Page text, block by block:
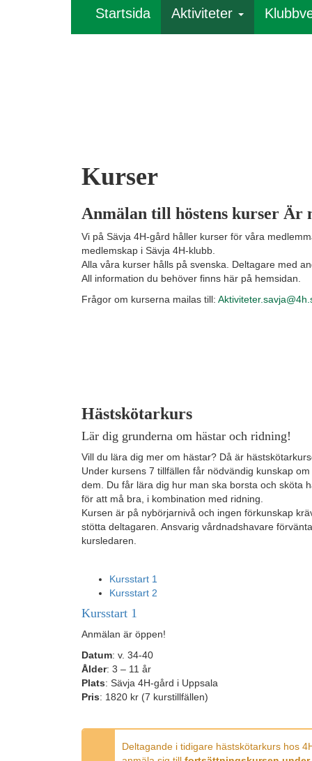
Startsida Aktiviteter
Kurser
Anmälan till höstens kurser Är
Vi på Sävja 4H-gård håller kurser för våra
medlemskap i Sävja 4H-klubb.
Alla våra kurser hålls på svenska. Deltagare med
All information du behöver finns här på hemsidan.
Frågor om kurserna mailas till:
Hästskötarkurs
Lär dig grunderna om hästar och ridning!
Vill du lära dig mer om hästar? Då är
Under kursens 7 tillfällen får nödvändig kunskap
dem. Du får lära dig hur man ska borsta och sköta
för att må bra , i kombination med ridning.
Kursen är på nybörjarnivå och ingen förkunskap
stötta deltagaren. Ansvarig vårdnadshavare
kursledaren.
Kursstart 1
Kursstart 2
Kursstart 1
Anmälan är öppen!
Datum: v. 34-40
Ålder: 3 – 11 år
Plats: Sävja 4H-gård i Uppsala
Pris: 1820 kr (7 kurstillfällen)
Deltagande i tidigare hästskötarkurs hos